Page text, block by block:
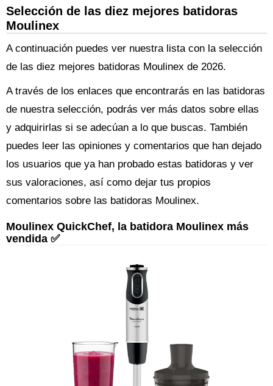
Selección de las diez mejores batidoras
Moulinex
A continuación puedes ver nuestra lista con la selección
de las diez mejores batidoras Moulinex de 2026.
A través de los enlaces que encontrarás en las batidoras
de nuestra selección, podrás ver más datos sobre ellas
y adquirirlas si se adecúan a lo que buscas. También
puedes leer las opiniones y comentarios que han dejado
los usuarios que ya han probado estas batidoras y ver
sus valoraciones, así como dejar tus propios
comentarios sobre las batidoras Moulinex.
Moulinex QuickChef, la batidora Moulinex más
vendida ✅